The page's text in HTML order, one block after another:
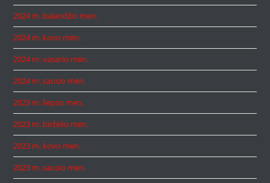
2024 m. balandžio mėn.
2024 m. kovo mėn.
2024 m. vasario mėn.
2024 m. sausio mėn.
2023 m. liepos mėn.
2023 m. birželio mėn.
2023 m. kovo mėn.
2023 m. sausio mėn.